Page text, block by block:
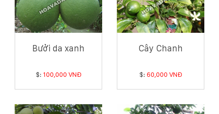
Bưởi da xanh
$: 100,000 VNĐ
Cây Chanh
$: 60,000 VNĐ